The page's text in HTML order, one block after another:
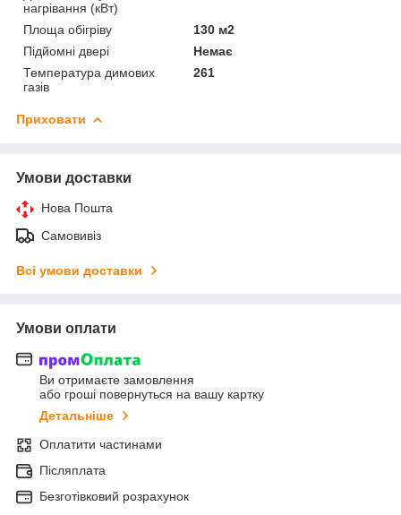
нагрівання (кВт)
Площа обігріву
130 м2
Підйомні двері
Немає
Температура димових
газів
261
Приховати
Умови доставки
Нова Пошта
Самовивіз
Всі умови доставки
Умови оплати
Ви отримаєте замовлення
або гроші повернуться на вашу картку
Детальніше
Оплатити частинами
Післяплата
Безготівковий розрахунок